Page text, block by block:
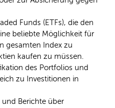
Funds (ETFs), die den
beliebte Möglichkeit für
gesamten Index zu
kaufen zu müssen.
des Portfolios und
zu Investitionen in
und Berichte über